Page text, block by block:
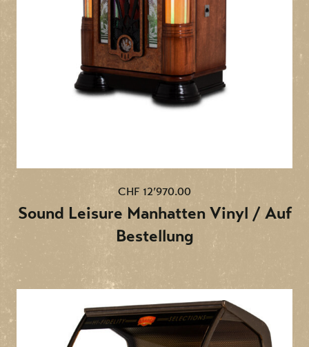
Optional voll funktionsfähiger Münzmechanismus
Kostenloses 12-monatiges Abonnement für Sound
Leisure's Label Magic Title Card Drucksoftware
CHF 12’970.00
Sound Leisure Manhatten Vinyl / Auf
Bestellung